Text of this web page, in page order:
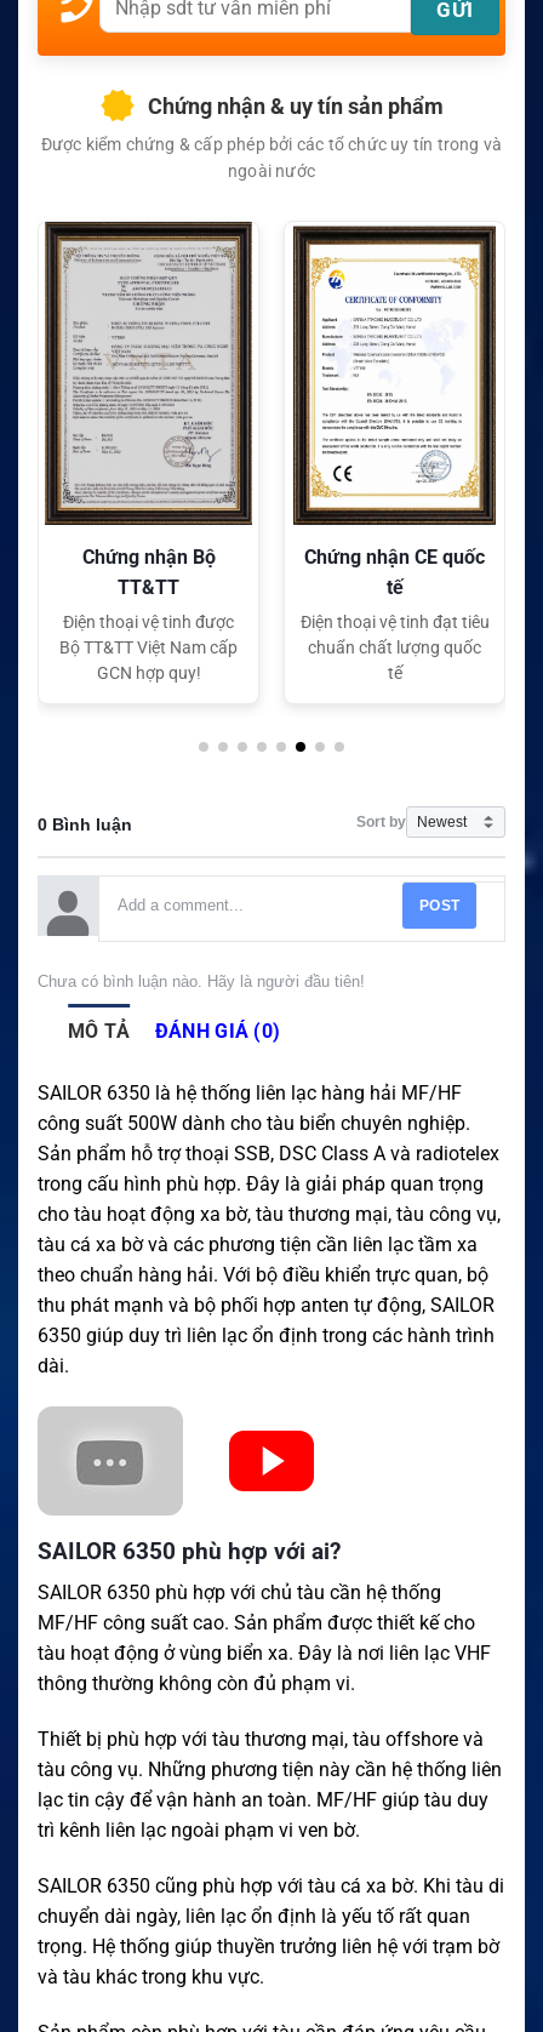
Chứng nhận & uy tín sản phẩm
Được kiểm chứng & cấp phép bởi các tổ chức uy tín trong và
ngoài nước
Chứng nhận Bộ
TT&TT
Điện thoại vệ tinh được
Bộ TT&TT Việt Nam cấp
GCN hợp quy!
Chứng nhận CE quốc
tế
Điện thoại vệ tinh đạt tiêu
chuẩn chất lượng quốc
tế
0 Bình luận Sort by
POST
Chưa có bình luận nào. Hãy là người đầu tiên!
MÔ TẢ ĐÁNH GIÁ (0)
SAILOR 6350 là hệ thống liên lạc hàng hải MF/HF
công suất 500W dành cho tàu biển chuyên nghiệp.
Sản phẩm hỗ trợ thoại SSB, DSC Class A và radiotelex
trong cấu hình phù hợp. Đây là giải pháp quan trọng
cho tàu hoạt động xa bờ, tàu thương mại, tàu công vụ,
tàu cá xa bờ và các phương tiện cần liên lạc tầm xa
theo chuẩn hàng hải. Với bộ điều khiển trực quan, bộ
thu phát mạnh và bộ phối hợp anten tự động, SAILOR
6350 giúp duy trì liên lạc ổn định trong các hành trình
dài.
SAILOR 6350 phù hợp với ai?
SAILOR 6350 phù hợp với chủ tàu cần hệ thống
MF/HF công suất cao. Sản phẩm được thiết kế cho
tàu hoạt động ở vùng biển xa. Đây là nơi liên lạc VHF
thông thường không còn đủ phạm vi.
Thiết bị phù hợp với tàu thương mại, tàu offshore và
tàu công vụ. Những phương tiện này cần hệ thống liên
lạc tin cậy để vận hành an toàn. MF/HF giúp tàu duy
trì kênh liên lạc ngoài phạm vi ven bờ.
SAILOR 6350 cũng phù hợp với tàu cá xa bờ. Khi tàu di
chuyển dài ngày, liên lạc ổn định là yếu tố rất quan
trọng. Hệ thống giúp thuyền trưởng liên hệ với trạm bờ
và tàu khác trong khu vực.